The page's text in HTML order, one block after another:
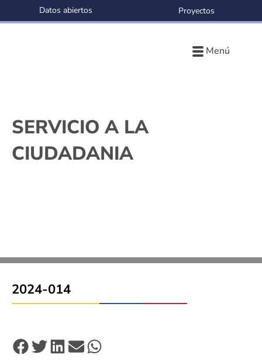
Menú
Datos abiertos Proyectos
SERVICIO A LA
CIUDADANIA
2024-014